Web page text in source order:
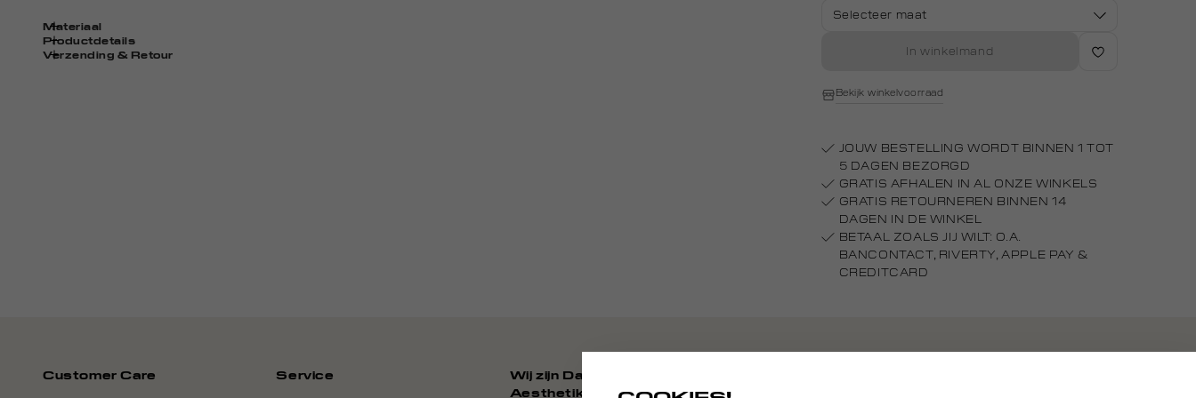
Selecteer maat
In winkelmand
Bekijk winkelvoorraad
JOUW BESTELLING WORDT BINNEN 1 TOT
5 DAGEN BEZORGD
GRATIS AFHALEN IN AL ONZE WINKELS
GRATIS RETOURNEREN BINNEN 14
DAGEN IN DE WINKEL
BETAAL ZOALS JIJ WILT: O.A.
BANCONTACT, RIVERTY, APPLE PAY &
CREDITCARD
Materiaal
Productdetails
Verzending & Retour
Customer Care Service
Wij zijn Daily
Aesthetikz